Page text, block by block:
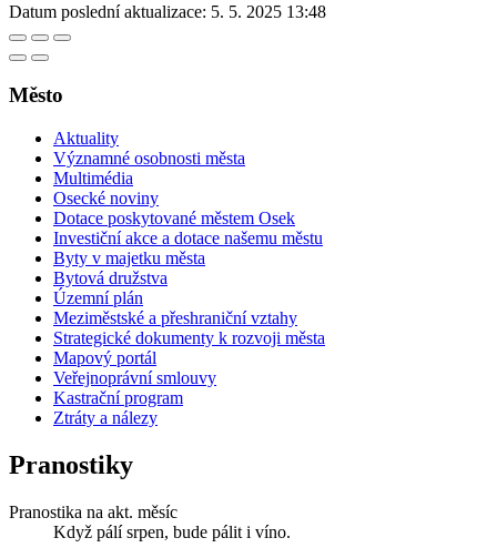
Datum poslední aktualizace: 5. 5. 2025 13:48
Město
Aktuality
Významné osobnosti města
Multimédia
Osecké noviny
Dotace poskytované městem Osek
Investiční akce a dotace našemu městu
Byty v majetku města
Bytová družstva
Územní plán
Meziměstské a přeshraniční vztahy
Strategické dokumenty k rozvoji města
Mapový portál
Veřejnoprávní smlouvy
Kastrační program
Ztráty a nálezy
Pranostiky
Pranostika na akt. měsíc
Když pálí srpen, bude pálit i víno.